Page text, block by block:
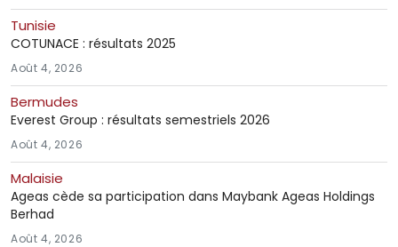
Tunisie
COTUNACE : résultats 2025
Août 4, 2026
Bermudes
Everest Group : résultats semestriels 2026
Août 4, 2026
Malaisie
Ageas cède sa participation dans Maybank Ageas Holdings
Berhad
Août 4, 2026